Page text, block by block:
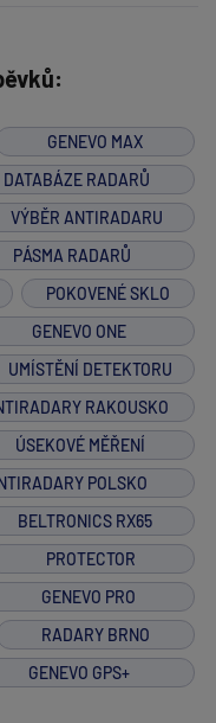
GENEVO MAX
DATABÁZE RADARŮ
VÝBĚR ANTIRADARU
PÁSMA RADARŮ
POKOVENÉ SKLO
GENEVO ONE
UMÍSTĚNÍ DETEKTORU
RAKOUSKO
ÚSEKOVÉ MĚŘENÍ
POLSKO
BELTRONICS RX65
PROTECTOR
GENEVO PRO
RADARY BRNO
GENEVO GPS+